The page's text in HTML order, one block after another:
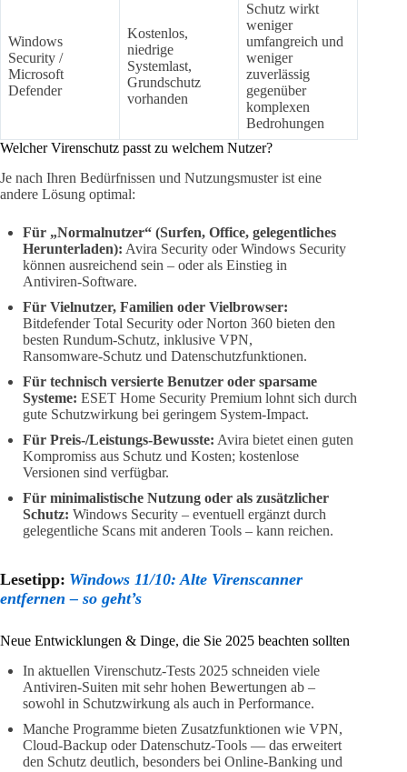
Windows
Security /
Microsoft
Defender
Kostenlos,
niedrige
Systemlast,
Grundschutz
vorhanden
Schutz wirkt
weniger
umfangreich und
weniger
zuverlässig
gegenüber
komplexen
Bedrohungen
Welcher Virenschutz passt zu welchem Nutzer?
Je nach Ihren Bedürfnissen und Nutzungsmuster ist eine
andere Lösung optimal:
Für „Normalnutzer“ (Surfen, Office, gelegentliches
Herunterladen): Avira Security oder Windows Security
können ausreichend sein – oder als Einstieg in
Antiviren‑Software.
Für Vielnutzer, Familien oder Vielbrowser:
Bitdefender Total Security oder Norton 360 bieten den
besten Rundum‑Schutz, inklusive VPN,
Ransomware‑Schutz und Datenschutzfunktionen.
Für technisch versierte Benutzer oder sparsame
Systeme: ESET Home Security Premium lohnt sich durch
gute Schutzwirkung bei geringem System‑Impact.
Für Preis‑/Leistungs‑Bewusste: Avira bietet einen guten
Kompromiss aus Schutz und Kosten; kostenlose
Versionen sind verfügbar.
Für minimalistische Nutzung oder als zusätzlicher
Schutz: Windows Security – eventuell ergänzt durch
gelegentliche Scans mit anderen Tools – kann reichen.
Lesetipp: Windows 11/10: Alte Virenscanner
entfernen – so geht’s
Neue Entwicklungen & Dinge, die Sie 2025 beachten sollten
In aktuellen Virenschutz‑Tests 2025 schneiden viele
Antiviren‑Suiten mit sehr hohen Bewertungen ab –
sowohl in Schutzwirkung als auch in Performance.
Manche Programme bieten Zusatzfunktionen wie VPN,
Cloud‑Backup oder Datenschutz‑Tools — das erweitert
den Schutz deutlich, besonders bei Online‑Banking und